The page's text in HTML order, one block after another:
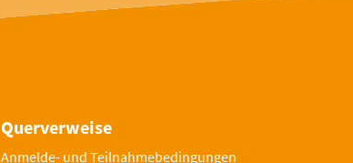
Querverweise
Anmelde- und Teilnahmebedingungen